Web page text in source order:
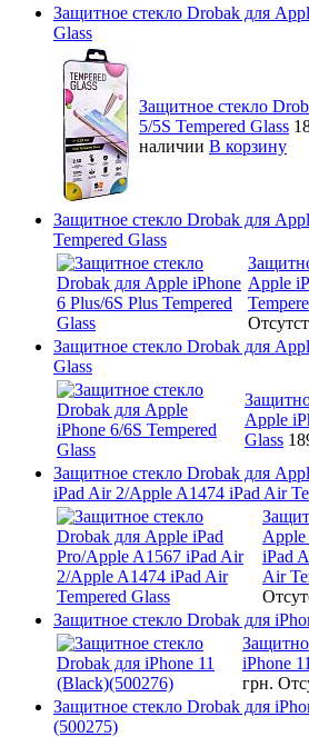
Защитное стекло Drobak для
Glass
Защитное стекло
5/5S Tempered Glass
наличии В корзину
Защитное стекло Drobak для
Tempered Glass
Apple
Защитное стекло Drobak для
Glass
Apple
Glass
Защитное стекло Drobak для
iPad Air 2/Apple A1474 iPad Air
Apple
iPad
Air
Защитное стекло Drobak для
iPhone
грн.
Защитное стекло Drobak для
(500275)